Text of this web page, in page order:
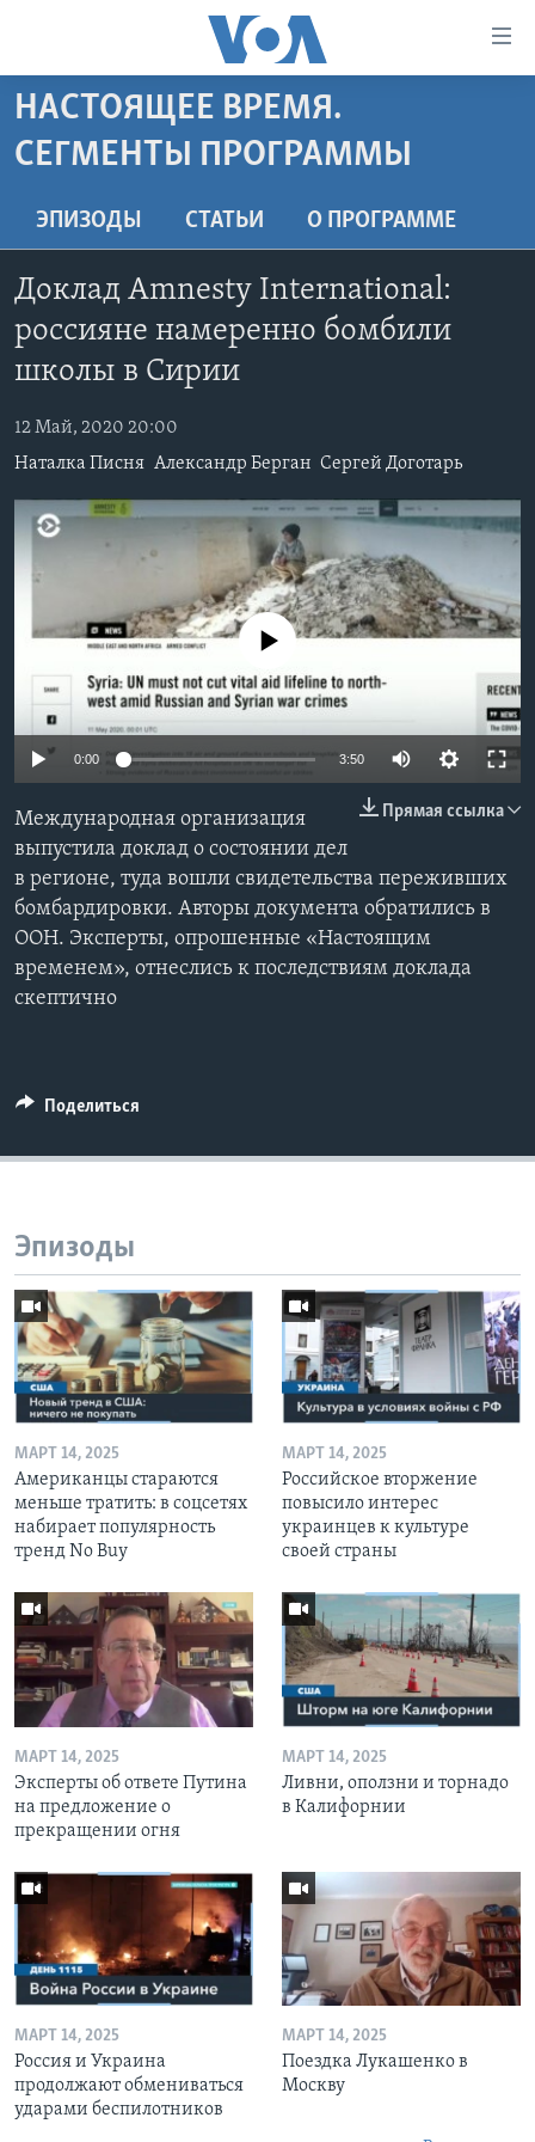
Перейти
на
основной
Перейти
к
основной
навигации
Перейти
ПРОГРАММЫ
АМЕРИКА
ИТОГИ
ПОЧЕМУ ЭТО ВАЖНО?
ДИСКУССИЯ VOA
ДЕТАЛИ
НЬЮ-ЙОРК NEW YORK
АМЕРИКА. БОЛЬШОЕ ПУТЕШЕСТВИЕ
ПРОЕКТЫ
НАША АМЕРИКАНСКАЯ ИСТОРИЯ
А КАК В АМЕРИКЕ?
АРТЕФАКТЫ
АМЕРИКАНСКИЕ ГОРОДКИ
ТЕСТЫ
ЭКСПЕРТИЗА
ИНТЕРВЬЮ
ФАКТЫ ПРОТИВ ФЕЙКОВ
ЗА СВОБОДУ ПРЕССЫ
УЧИМ АНГЛИЙСКИЙ
ВИДЕО
ПОДПИСКА НА НОВОСТИ
Learning English
СОЦИАЛЬНЫЕ СЕТИ
Языки
НАСТОЯЩЕЕ ВРЕМЯ.
СЕГМЕНТЫ ПРОГРАММЫ
ЭПИЗОДЫ СТАТЬИ O ПРОГРАММЕ
Доклад Amnesty International:
россияне намеренно бомбили
школы в Сирии
12 Май, 2020 20:00
Наталка Писня Александр Берган Сергей Доготарь
No media source currently available
0:00 3:50
Прямая ссылка
Международная организация
выпустила доклад о состоянии дел
в регионе, туда вошли свидетельства переживших
бомбардировки. Авторы документа обратились в
ООН. Эксперты, опрошенные «Настоящим
временем», отнеслись к последствиям доклада
скептично
Поделиться
Эпизоды
МАРТ 14, 2025
Американцы стараются
меньше тратить: в соцсетях
набирает популярность
тренд No Buy
МАРТ 14, 2025
Российское вторжение
повысило интерес
украинцев к культуре
своей страны
МАРТ 14, 2025
Эксперты об ответе Путина
на предложение о
прекращении огня
МАРТ 14, 2025
Ливни, оползни и торнадо
в Калифорнии
МАРТ 14, 2025
Россия и Украина
продолжают обмениваться
ударами беспилотников
МАРТ 14, 2025
Поездка Лукашенко в
Москву